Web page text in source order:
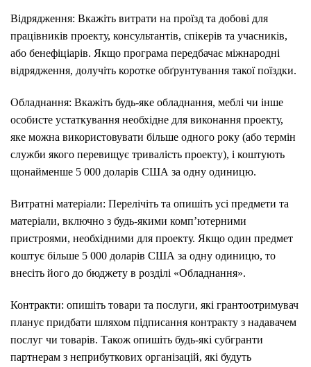
Відрядження: Вкажіть витрати на проїзд та добові для
працівників проекту, консультантів, спікерів та учасників,
або бенефіціарів. Якщо програма передбачає міжнародні
відрядження, долучіть коротке обґрунтування такої поїздки.
Обладнання: Вкажіть будь-яке обладнання, меблі чи інше
особисте устаткування необхідне для виконання проекту,
яке можна використовувати більше одного року (або термін
служби якого перевищує тривалість проекту), і коштують
щонайменше 5 000 доларів США за одну одиницю.
Витратні матеріали: Перелічіть та опишіть усі предмети та
матеріали, включно з будь-якими комп’ютерними
пристроями, необхідними для проекту. Якщо один предмет
коштує більше 5 000 доларів США за одну одиницю, то
внесіть його до бюджету в розділі «Обладнання».
Контракти: опишіть товари та послуги, які грантоотримувач
планує придбати шляхом підписання контракту з надавачем
послуг чи товарів. Також опишіть будь-які субгранти
партнерам з неприбуткових організацій, які будуть